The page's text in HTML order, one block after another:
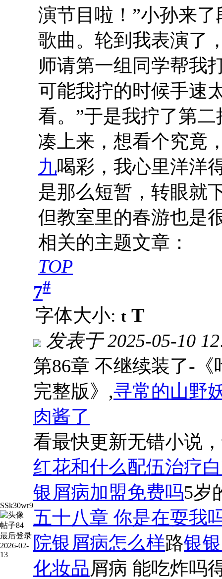
演节目啦！”小孙来
歌曲。轮到我表演了
师请第一组同学帮我
可能我拧的时候手速
看。”于是我拧了第
凑上来，想看个究竟
九喝彩，我心里洋洋
是那么短暂，转眼就
但教室里的春游也是
相关的主题文章：
TOP
SSk30wr9
帖子84
最后登录
2026-02-
13
7#
字体大小: t T
发表于2025-05-10
第86章 不继续装了-
完整版》,寻常的山野
肉酱了
看最快更新无错小说
红花和什么配伍治疗
银屑病加盟免费吗5岁
五十八章 你是在耍我
院银屑病怎么样路银
化妆品屑病 能吃炸吗